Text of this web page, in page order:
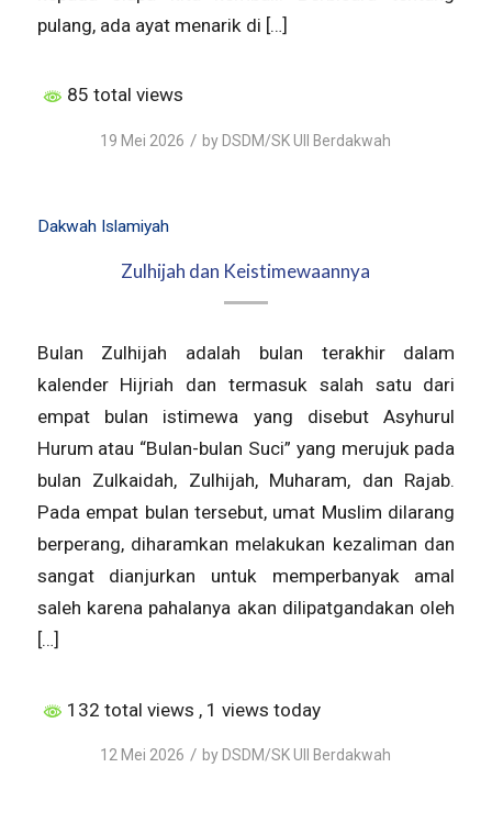
pulang, ada ayat menarik di […]
85 total views
19 Mei 2026 / by DSDM/SK UII Berdakwah
Dakwah Islamiyah
Zulhijah dan Keistimewaannya
Bulan Zulhijah adalah bulan terakhir dalam
kalender Hijriah dan termasuk salah satu dari
empat bulan istimewa yang disebut Asyhurul
Hurum atau “Bulan-bulan Suci” yang merujuk pada
bulan Zulkaidah, Zulhijah, Muharam, dan Rajab.
Pada empat bulan tersebut, umat Muslim dilarang
berperang, diharamkan melakukan kezaliman dan
sangat dianjurkan untuk memperbanyak amal
saleh karena pahalanya akan dilipatgandakan oleh
[…]
132 total views , 1 views today
12 Mei 2026 / by DSDM/SK UII Berdakwah